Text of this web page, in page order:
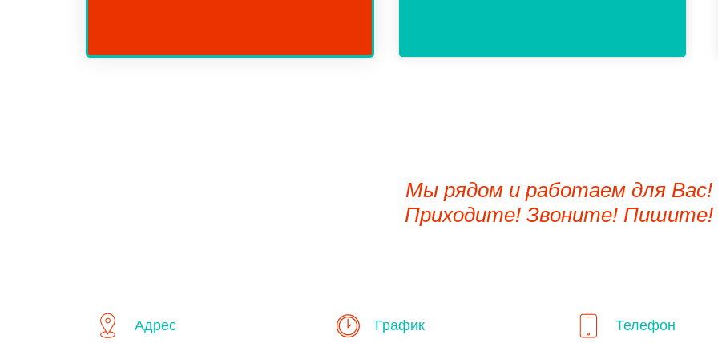
Мы рядом и работаем для Вас!
Приходите! Звоните! Пишите!
Адрес График Телефон